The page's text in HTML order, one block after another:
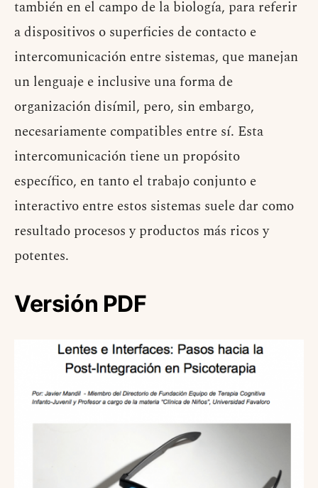
también en el campo de la biología, para referir
a dispositivos o superficies de contacto e
intercomunicación entre sistemas, que manejan
un lenguaje e inclusive una forma de
organización disímil, pero, sin embargo,
necesariamente compatibles entre sí. Esta
intercomunicación tiene un propósito
específico, en tanto el trabajo conjunto e
interactivo entre estos sistemas suele dar como
resultado procesos y productos más ricos y
potentes.
Versión PDF